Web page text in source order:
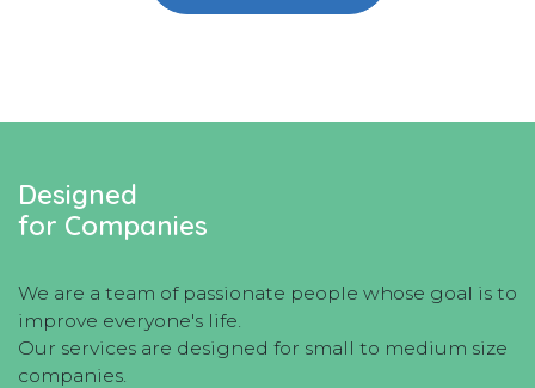
Designed
for Companies
We are a team of passionate people whose goal is to
improve everyone's life.
Our services are designed for small to medium size
companies.